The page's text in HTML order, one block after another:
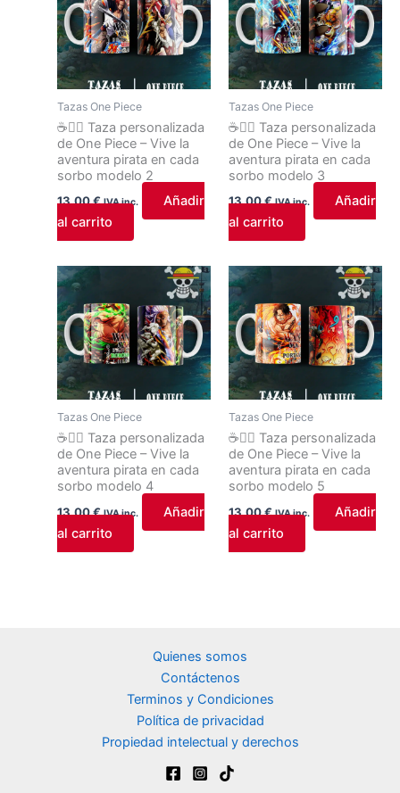
Tazas One Piece
☕🏴‍☠️ Taza personalizada
de One Piece – Vive la
aventura pirata en cada
sorbo modelo 2
13,00€ IVA inc.
Añadir
al carrito
Tazas One Piece
☕🏴‍☠️ Taza personalizada
de One Piece – Vive la
aventura pirata en cada
sorbo modelo 3
13,00€ IVA inc.
Añadir
al carrito
Tazas One Piece
☕🏴‍☠️ Taza personalizada
de One Piece – Vive la
aventura pirata en cada
sorbo modelo 4
13,00€ IVA inc.
Añadir
al carrito
Tazas One Piece
☕🏴‍☠️ Taza personalizada
de One Piece – Vive la
aventura pirata en cada
sorbo modelo 5
13,00€ IVA inc.
Añadir
al carrito
Quienes somos
Contáctenos
Terminos y Condiciones
Política de privacidad
Propiedad intelectual y derechos